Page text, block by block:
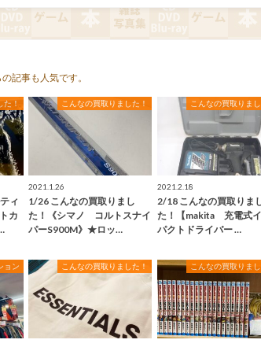
記事も人気です。
た！
ィ
カ
こんなの買取りました！
2021.1.26
1/26 こんなの買取りまし
た！《シマノ コルトスナイ
パーS900M》★ロッ…
こんなの買取りまし
2021.2.18
2/18 こんなの買取りま
た！【makita 充電式
パクトドライバー …
ョン こんなの買取りました！ こんなの買取りまし